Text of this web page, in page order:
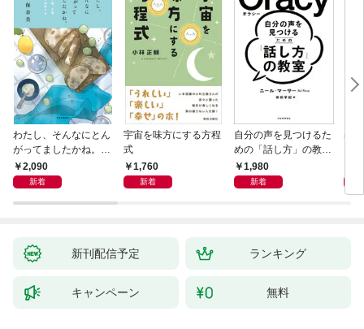
わたし、そんなにとん
がってましたかね。
獅子座、Ａ型、丙午は
めぐる
2,090
新着
宇宙を味方にする方程
式
1,760
新着
自分の声を見つけるた
めの「話し方」の教
室 Ｏｒａｃｙ（オラ
シー）
1,980
新着
基
新刊配信予定 ランキング
キャンペーン 無料